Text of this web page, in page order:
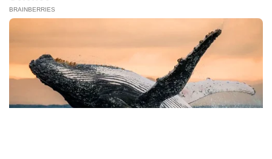
PRIVACY POLICY DISCLAIMER HUBUNGI KAMI IKLAN
Kate Middleton's Daring Outfit Took Prince William's Breath
Away